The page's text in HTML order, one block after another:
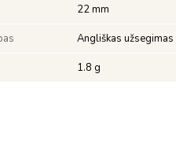
22 mm
Angliškas užsegimas
1.8 g